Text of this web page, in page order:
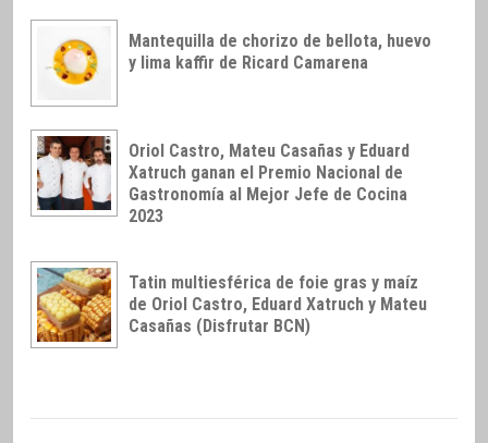
Mantequilla de chorizo de bellota, huevo
y lima kaffir de Ricard Camarena
Oriol Castro, Mateu Casañas y Eduard
Xatruch ganan el Premio Nacional de
Gastronomía al Mejor Jefe de Cocina
2023
Tatin multiesférica de foie gras y maíz
de Oriol Castro, Eduard Xatruch y Mateu
Casañas (Disfrutar BCN)